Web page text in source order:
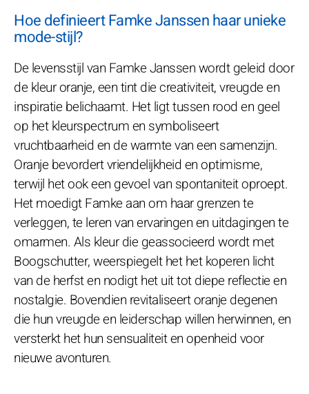
Hoe definieert Famke Janssen haar unieke
mode-stijl?
De levensstijl van Famke Janssen wordt geleid door
de kleur oranje, een tint die creativiteit, vreugde en
inspiratie belichaamt. Het ligt tussen rood en geel
op het kleurspectrum en symboliseert
vruchtbaarheid en de warmte van een samenzijn.
Oranje bevordert vriendelijkheid en optimisme,
terwijl het ook een gevoel van spontaniteit oproept.
Het moedigt Famke aan om haar grenzen te
verleggen, te leren van ervaringen en uitdagingen te
omarmen. Als kleur die geassocieerd wordt met
Boogschutter, weerspiegelt het het koperen licht
van de herfst en nodigt het uit tot diepe reflectie en
nostalgie. Bovendien revitaliseert oranje degenen
die hun vreugde en leiderschap willen herwinnen, en
versterkt het hun sensualiteit en openheid voor
nieuwe avonturen.